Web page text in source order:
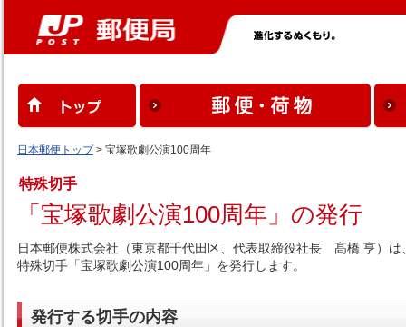
日本郵便トップ> 宝塚歌劇公演100周年
特殊切手
「宝塚歌劇公演100周年」の発行
日本郵便株式会社（東京都千代田区、代表取締役社長 髙橋 亨）
特殊切手「宝塚歌劇公演100周年」を発行します。
発行する切手の内容